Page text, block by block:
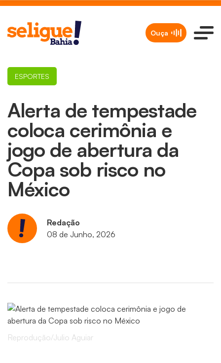
Ouça
Alerta de tempestade
coloca cerimônia e
jogo de abertura da
Copa sob risco no
México
ESPORTES
Redação
08 de Junho, 2026
Reprodução/Julio Aguiar